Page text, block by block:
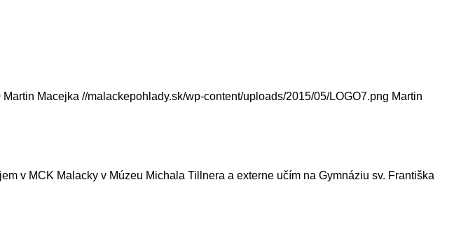
Martin Macejka //malackepohlady.sk/wp-content/uploads/2015/05/LOGO7.png Martin
v MCK Malacky v Múzeu Michala Tillnera a externe učím na Gymnáziu sv. Františka